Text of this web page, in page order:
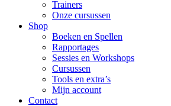
Trainers
Onze cursussen
Shop
Boeken en Spellen
Rapportages
Sessies en Workshops
Cursussen
Tools en extra’s
Mijn account
Contact